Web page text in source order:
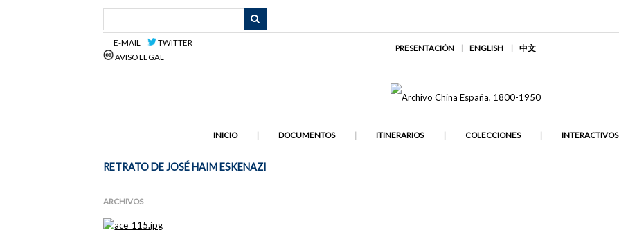
E-MAIL
TWITTER
AVISO LEGAL
PRESENTACIÓN ENGLISH 中文
INICIO DOCUMENTOS ITINERARIOS COLECCIONES INTERACTIVOS
RETRATO DE JOSÉ HAIM ESKENAZI
ARCHIVOS